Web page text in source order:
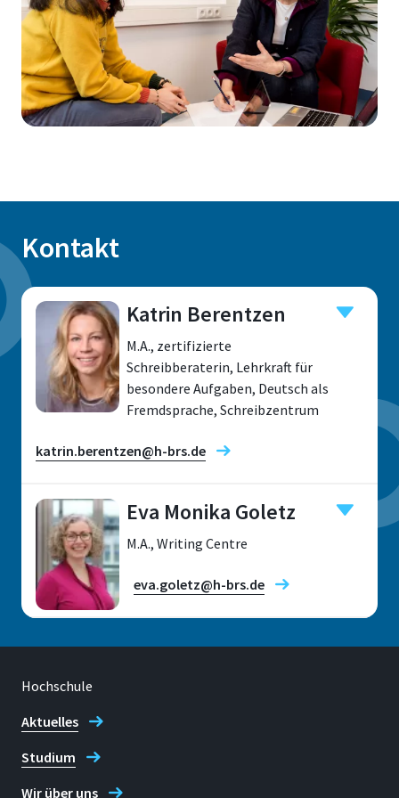
Kontakt
Katrin Berentzen
M.A., zertifizierte
Schreibberaterin, Lehrkraft für
besondere Aufgaben, Deutsch als
Fremdsprache, Schreibzentrum
katrin.berentzen@h-brs.de
Standort
Sankt Augustin
A 102.2
Adresse
53757 Sankt Augustin
Eva Monika Goletz
M.A., Writing Centre
eva.goletz@h-brs.de
Sankt Augustin
Raum
A 102.2
Hochschule
Aktuelles
Studium
Wir über uns